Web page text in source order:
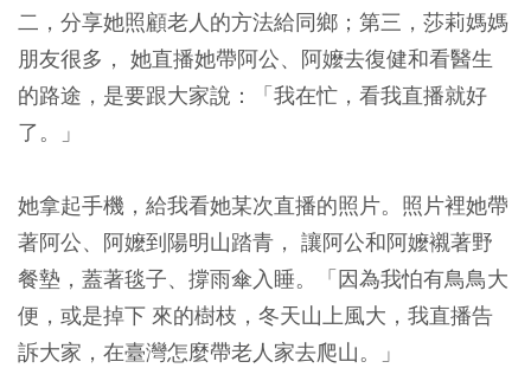
二，分享她照顧老人的方法給同鄉；第三，莎莉媽媽
朋友很多， 她直播她帶阿公、阿嬤去復健和看醫生
的路途，是要跟大家說：「我在忙，看我直播就好
了。」
她拿起手機，給我看她某次直播的照片。照片裡她帶
著阿公、阿嬤到陽明山踏青， 讓阿公和阿嬤襯著野
餐墊，蓋著毯子、撐雨傘入睡。「因為我怕有鳥鳥大
便，或是掉下 來的樹枝，冬天山上風大，我直播告
訴大家，在臺灣怎麼帶老人家去爬山。」